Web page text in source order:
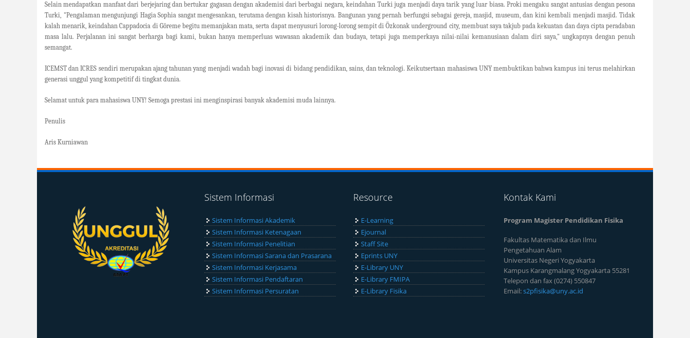
Selain mendapatkan manfaat dari berjejaring dan bertukar gagasan dengan akademisi dari berbagai negara, keindahan Turki juga menjadi daya tarik yang luar biasa. Proki mengaku sangat antusias dengan pesona
Turki, "Pengalaman mengunjungi Hagia Sophia sangat mengesankan, terutama dengan kisah historisnya. Bangunan yang pernah berfungsi sebagai gereja, masjid, museum, dan kini kembali menjadi masjid. Tidak
kalah menarik, keindahan Cappadocia di Göreme begitu memanjakan mata, serta dapat menyusuri lorong-lorong sempit di Özkonak underground city, membuat saya takjub pada kekuatan dan daya cipta peradaban
masa lalu. Perjalanan ini sangat berharga bagi kami, bukan hanya memperluas wawasan akademik dan budaya, tetapi juga memperkaya nilai-nilai kemanusiaan dalam diri saya," ungkapnya dengan penuh
semangat.
ICEMST dan ICRES sendiri merupakan ajang tahunan yang menjadi wadah bagi inovasi di bidang pendidikan, sains, dan teknologi. Keikutsertaan mahasiswa UNY membuktikan bahwa kampus ini terus melahirkan
generasi unggul yang kompetitif di tingkat dunia.
Selamat untuk para mahasiswa UNY! Semoga prestasi ini menginspirasi banyak akademisi muda lainnya.
Penulis
Aris Kurniawan
Sistem Informasi
Sistem Informasi Akademik
Sistem Informasi Ketenagaan
Sistem Informasi Penelitian
Sistem Informasi Sarana dan Prasarana
Sistem Informasi Kerjasama
Sistem Informasi Pendaftaran
Sistem Informasi Persuratan
Resource
E-Learning
Ejournal
Staff Site
Eprints UNY
E-Library UNY
E-Library FMIPA
E-Library Fisika
Kontak Kami
Program Magister Pendidikan Fisika
Fakultas Matematika dan Ilmu
Pengetahuan Alam
Universitas Negeri Yogyakarta
Kampus Karangmalang Yogyakarta 55281
Telepon dan fax (0274) 550847
Email:s2pfisika@uny.ac.id